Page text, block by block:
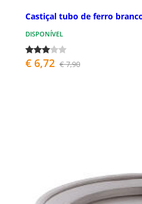
Castiçal tubo de ferro
DISPONÍVEL
€ 6,72 € 7,90